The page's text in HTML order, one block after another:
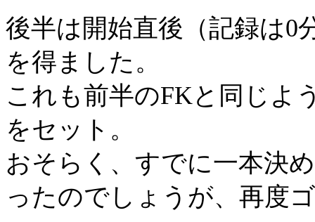
後半は開始直後（記録は0
を得ました。
これも前半のFKと同じよ
をセット。
おそらく、すでに一本決
ったのでしょうが、再度